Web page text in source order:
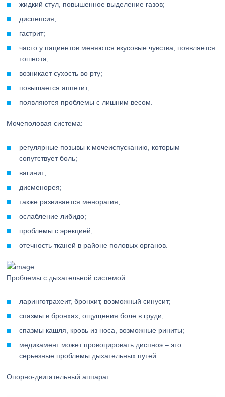
жидкий стул, повышенное выделение газов;
диспепсия;
гастрит;
часто у пациентов меняются вкусовые чувства, появляется
тошнота;
возникает сухость во рту;
повышается аппетит;
появляются проблемы с лишним весом.
Мочеполовая система:
регулярные позывы к мочеиспусканию, которым
сопутствует боль;
вагинит;
дисменорея;
также развивается менорагия;
ослабление либидо;
проблемы с эрекцией;
отечность тканей в районе половых органов.
Проблемы с дыхательной системой:
ларинготрахеит, бронхит, возможный синусит;
спазмы в бронхах, ощущения боле в груди;
спазмы кашля, кровь из носа, возможные риниты;
медикамент может провоцировать диспноэ – это
серьезные проблемы дыхательных путей.
Опорно-двигательный аппарат: